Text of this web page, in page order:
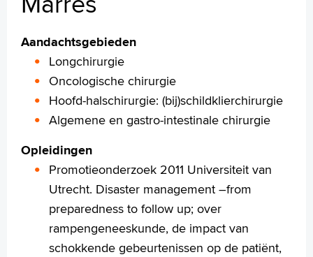
Contact
MijnASz
Wetenschappelijk onderzoek
Tekstgrootte A+
Voorleesfunctie
Language
Aandachtsgebieden
Longchirurgie
Oncologische chirurgie
Hoofd-halschirurgie: (bij)schildklierchirurgie
Algemene en gastro-intestinale chirurgie
Opleidingen
Promotieonderzoek 2011 Universiteit van
Utrecht. Disaster management –from
preparedness to follow up; over
rampengeneeskunde, de impact van
schokkende gebeurtenissen op de patiënt,